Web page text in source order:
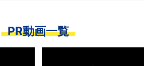
PR動画一覧